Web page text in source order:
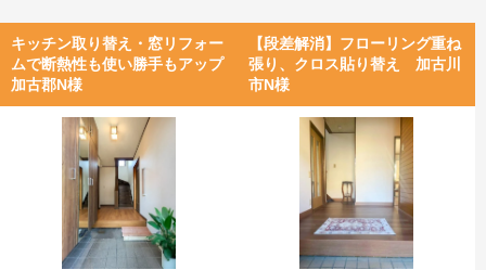
キッチン取り替え・窓リフォー
ムで断熱性も使い勝手もアップ
加古郡N様
【段差解消】フローリング重ね
張り、クロス貼り替え 加古川
市N様